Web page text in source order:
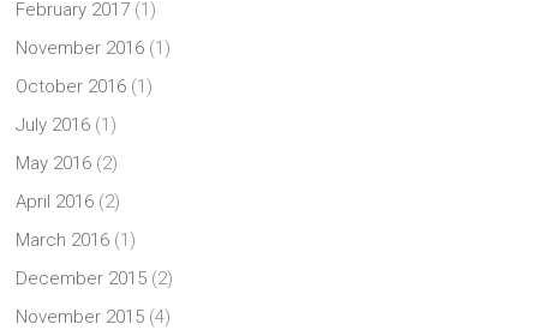
February 2017 (1)
November 2016 (1)
October 2016 (1)
July 2016 (1)
May 2016 (2)
April 2016 (2)
March 2016 (1)
December 2015 (2)
November 2015 (4)